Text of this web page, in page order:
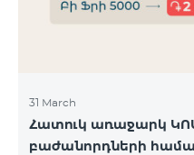
31 March
Հատուկ առաջարկ
բաժանորդների